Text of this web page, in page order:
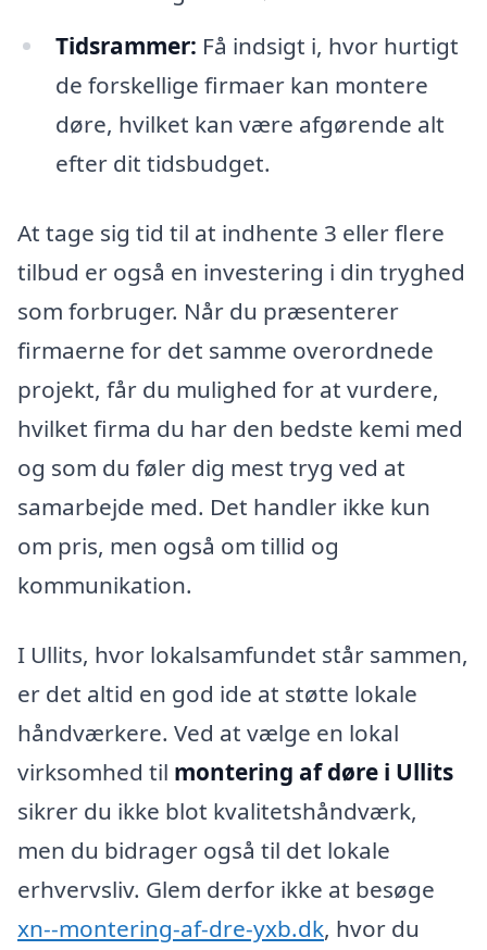
Tidsrammer: Få indsigt i, hvor hurtigt
de forskellige firmaer kan montere
døre, hvilket kan være afgørende alt
efter dit tidsbudget.
At tage sig tid til at indhente 3 eller flere
tilbud er også en investering i din tryghed
som forbruger. Når du præsenterer
firmaerne for det samme overordnede
projekt, får du mulighed for at vurdere,
hvilket firma du har den bedste kemi med
og som du føler dig mest tryg ved at
samarbejde med. Det handler ikke kun
om pris, men også om tillid og
kommunikation.
I Ullits, hvor lokalsamfundet står sammen,
er det altid en god ide at støtte lokale
håndværkere. Ved at vælge en lokal
virksomhed til montering af døre i Ullits
sikrer du ikke blot kvalitetshåndværk,
men du bidrager også til det lokale
erhvervsliv. Glem derfor ikke at besøge
xn--montering-af-dre-yxb.dk, hvor du